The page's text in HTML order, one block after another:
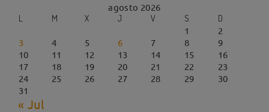
agosto 2026
L
M X J V S
D
1
2
3
4 5 6 7 8
9
10
11 12 13 14 15
16
17
18 19 20 21 22
23
24
25 26 27 28 29
30
31
« Jul